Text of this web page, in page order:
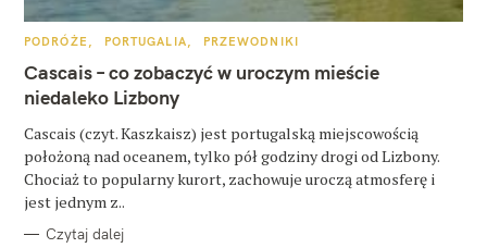
K
T
E
G
O
I
PODRÓŻE PORTUGALIA PRZEWODNIKI
Cascais – co zobaczyć w uroczym mieście
niedaleko Lizbony
Cascais (czyt. Kaszkaisz) jest portugalską miejscowością
położoną nad oceanem, tylko pół godziny drogi od Lizbony.
Chociaż to popularny kurort, zachowuje uroczą atmosferę i
jest jednym z..
Czytaj dalej
k
a
j
: